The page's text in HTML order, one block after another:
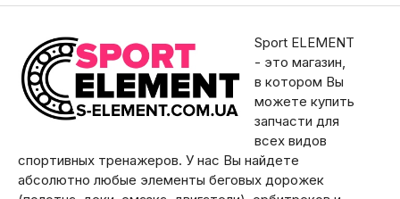
Sport ELEMENT
- это магазин,
в котором Вы
можете купить
запчасти для
всех видов
спортивных тренажеров. У нас Вы найдете
абсолютно любые элементы беговых дорожек